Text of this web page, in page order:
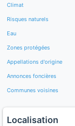
Climat
Risques naturels
Eau
Zones protégées
Appellations d'origine
Annonces foncières
Communes voisines
Localisation